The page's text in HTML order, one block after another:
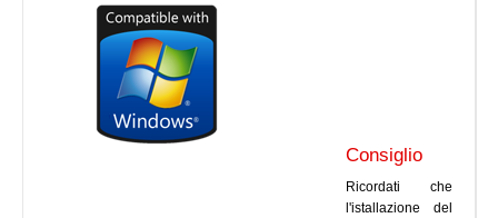
Consiglio
Ricordati che
l'istallazione del